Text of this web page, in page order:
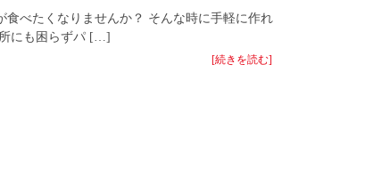
食べたくなりませんか？ そんな時に手軽に作れ
にも困らずパ […]
[続きを読む]